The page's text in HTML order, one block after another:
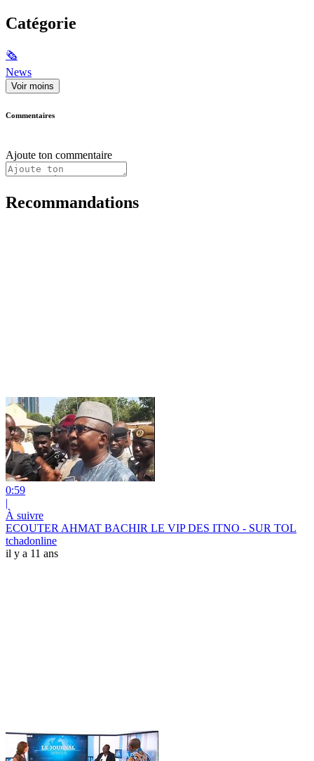
Catégorie
🗞
News
Voir moins
Commentaires
Ajoute ton commentaire
Recommandations
0:59
|
À suivre
ECOUTER AHMAT BACHIR LE VIP DES ITNO - SUR TOL
tchadonline
il y a 11 ans